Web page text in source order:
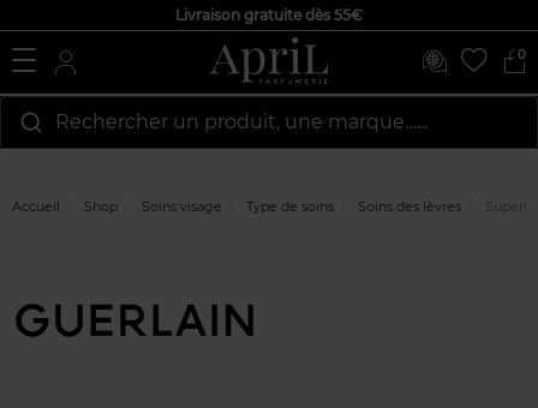
Livraison gratuite dès 55€
0
Rechercher un produit, une marque…...
Accueil Shop Soins visage Type de soins Soins des lèvres